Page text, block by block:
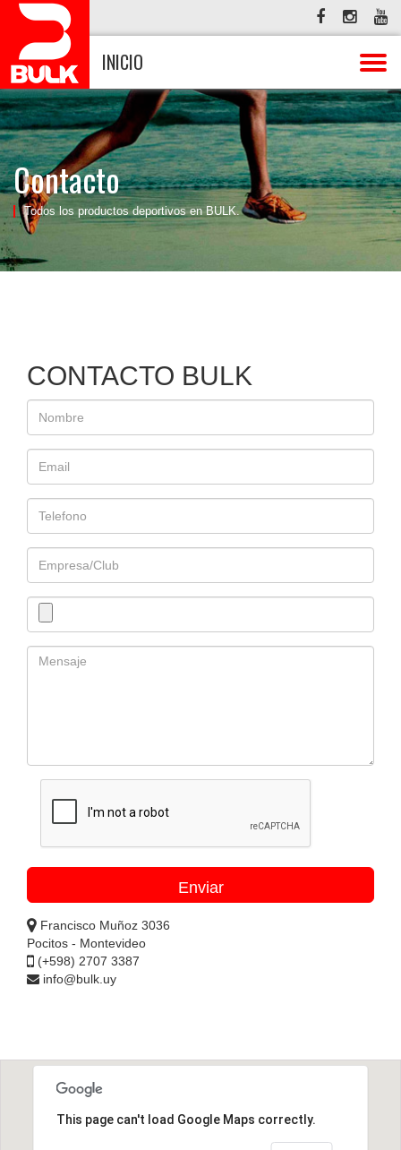
INICIO
Contacto
Todos los productos deportivos en BULK.
CONTACTO BULK
Francisco Muñoz 3036
Pocitos - Montevideo
(+598) 2707 3387
info@bulk.uy
This page can't load Google Maps correctly.